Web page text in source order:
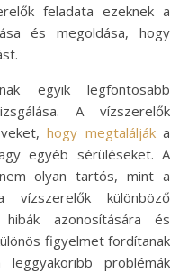
feladata ezeknek a
és megoldása, hogy
egyik legfontosabb
A vízszerelők
hogy megtaláljáka
egyéb sérüléseket. A
olyan tartós, mint a
különböző
azonosítására és
figyelmet fordítanak
problémák